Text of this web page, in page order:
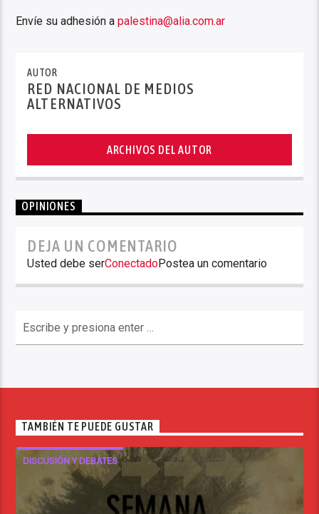
Envíe su adhesión apalestina@alia.com.ar
AUTOR
RED NACIONAL DE MEDIOS
ALTERNATIVOS
ARCHIVOS DEL AUTOR
OPINIONES
DEJA UN COMENTARIO
Usted debe serConectadoPostea un comentario
TAMBIÉN TE PUEDE GUSTAR
DISCUSIÓN Y DEBATES